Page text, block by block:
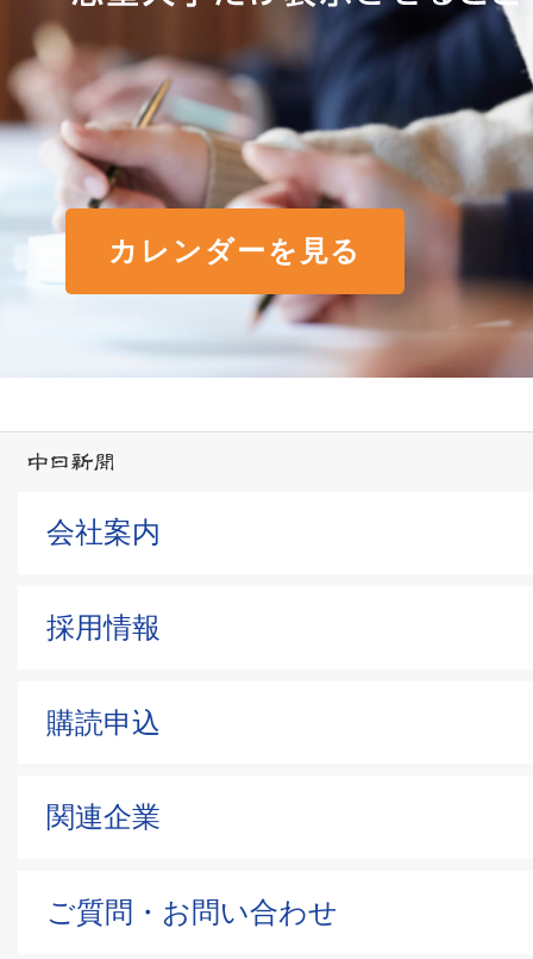
カレンダーを見る
会社案内
採用情報
購読申込
関連企業
ご質問・お問い合わせ